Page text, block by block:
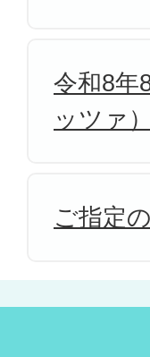
令和8年
ッツァ
ご指定